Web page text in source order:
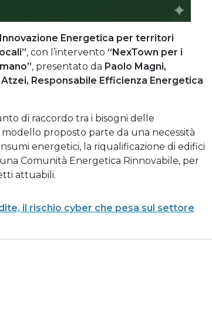
Energetica per territori
, con l’intervento “NexTown per i
, presentato da Paolo Magni,
Responsabile Efficienza Energetica
di raccordo tra i bisogni delle
proposto parte da una necessità
energetici, la riqualificazione di edifici
Comunità Energetica Rinnovabile, per
attuabili.
il rischio cyber che pesa sul settore